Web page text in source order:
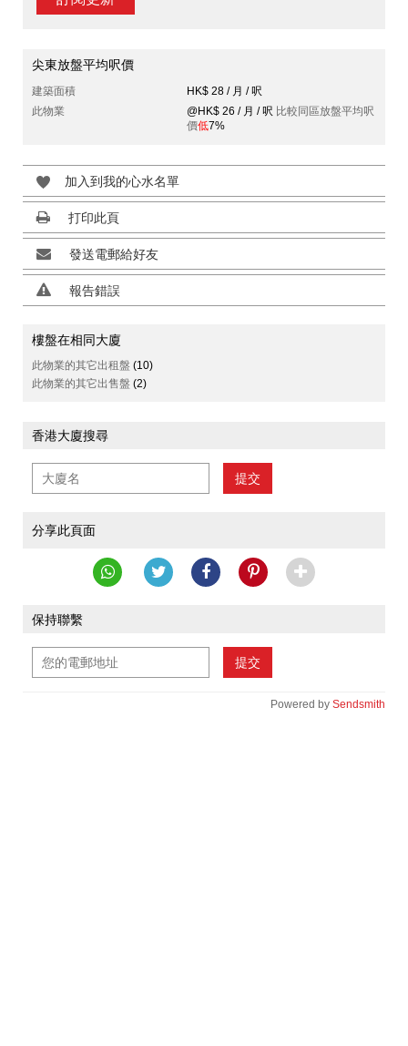
尖東放盤平均呎價
建築面積
HK$ 28 / 月 / 呎
此物業
@HK$ 26 / 月 / 呎 比較同區放盤平均呎
價低7%
加入到我的心水名單
打印此頁
發送電郵給好友
報告錯誤
樓盤在相同大廈
此物業的其它出租盤 (10)
此物業的其它出售盤 (2)
香港大廈搜尋
提交
分享此頁面
保持聯繫
提交
Powered by Sendsmith